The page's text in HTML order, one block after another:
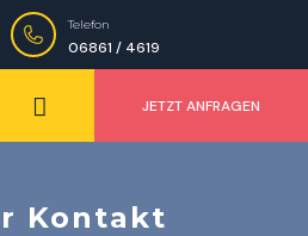
06861 / 4619
Telefon
JETZT ANFRAGEN
Kontakt